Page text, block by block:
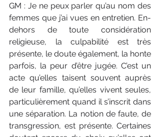
GM : Je ne peux parler qu’au nom des
femmes que j’ai vues en entretien. En-
dehors de toute considération
religieuse, la culpabilité est très
présente, le doute également, la honte
parfois, la peur d’être jugée. C’est un
acte qu’elles taisent souvent auprès
de leur famille, qu’elles vivent seules,
particulièrement quand il s’inscrit dans
une séparation. La notion de faute, de
transgression, est présente. Certaines